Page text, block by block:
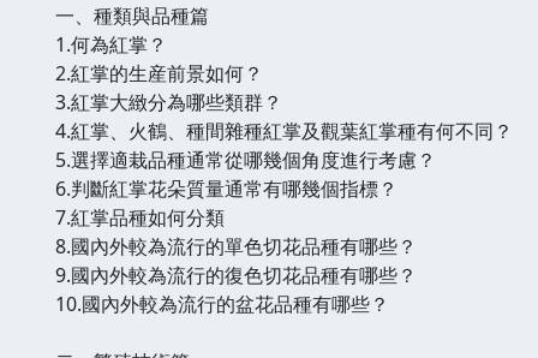
一、種類與品種篇
1.何為紅掌？
2.紅掌的生産前景如何？
3.紅掌大緻分為哪些類群？
4.紅掌、火鶴、種間雜種紅掌及觀葉紅掌種有何不同？
5.選擇適栽品種通常從哪幾個角度進行考慮？
6.判斷紅掌花朵質量通常有哪幾個指標？
7.紅掌品種如何分類
8.國內外較為流行的單色切花品種有哪些？
9.國內外較為流行的復色切花品種有哪些？
10.國內外較為流行的盆花品種有哪些？